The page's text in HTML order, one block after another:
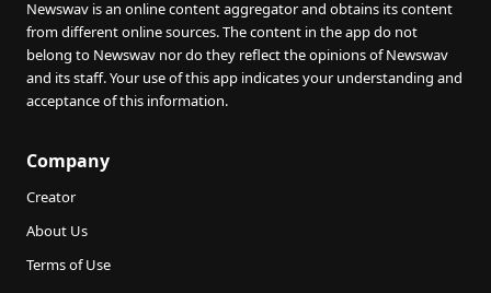
Newswav is an online content aggregator and obtains its content
from different online sources. The content in the app do not
belong to Newswav nor do they reflect the opinions of Newswav
and its staff. Your use of this app indicates your understanding and
acceptance of this information.
Company
Creator
About Us
Terms of Use